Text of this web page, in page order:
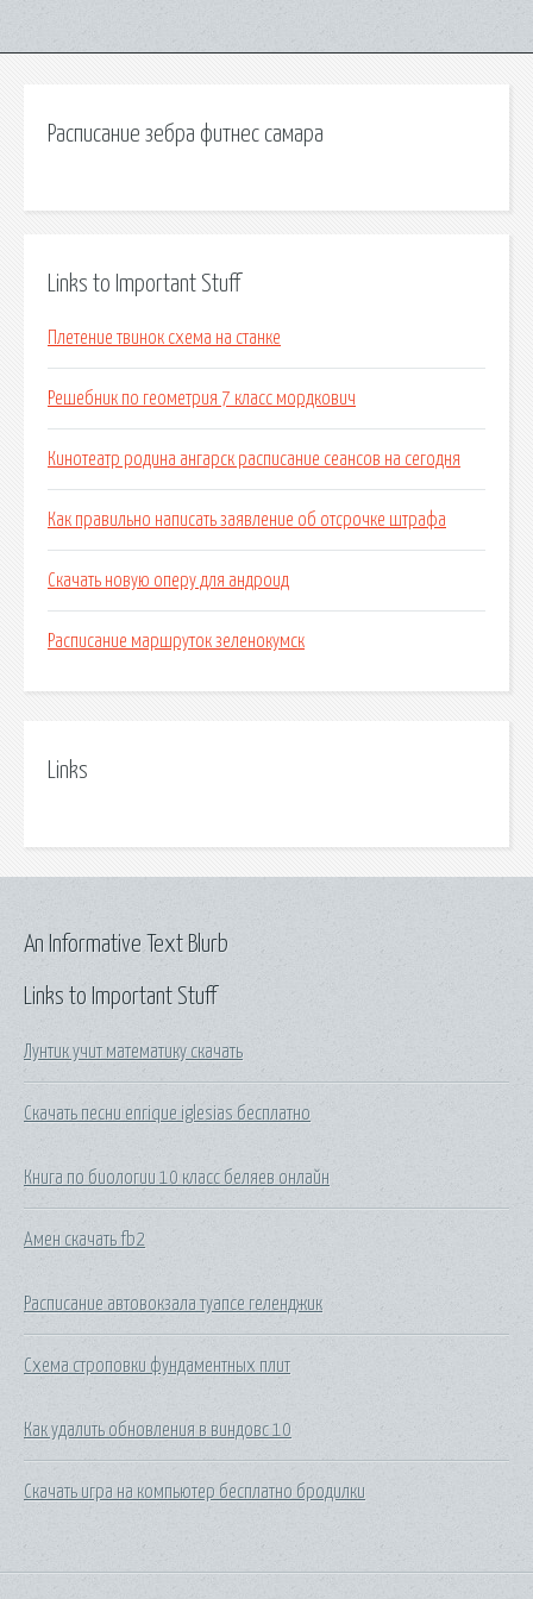
Расписание зебра фитнес самара
Links to Important Stuff
Плетение твинок схема на станке
Решебник по геометрия 7 класс мордкович
Кинотеатр родина ангарск расписание сеансов на сегодня
Как правильно написать заявление об отсрочке штрафа
Скачать новую оперу для андроид
Расписание маршруток зеленокумск
Links
Links to Important Stuff
Лунтик учит математику скачать
Скачать песни enrique iglesias бесплатно
Книга по биологии 10 класс беляев онлайн
Амен скачать fb2
Расписание автовокзала туапсе геленджик
Схема строповки фундаментных плит
Как удалить обновления в виндовс 10
Скачать игра на компьютер бесплатно бродилки
An Informative Text Blurb